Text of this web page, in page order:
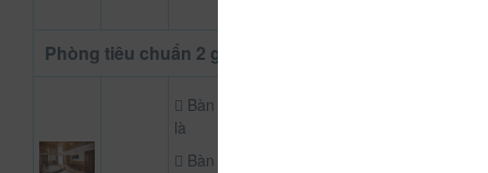
Phòng tiêu chuẩn 2 giường
Bàn
là
Bàn